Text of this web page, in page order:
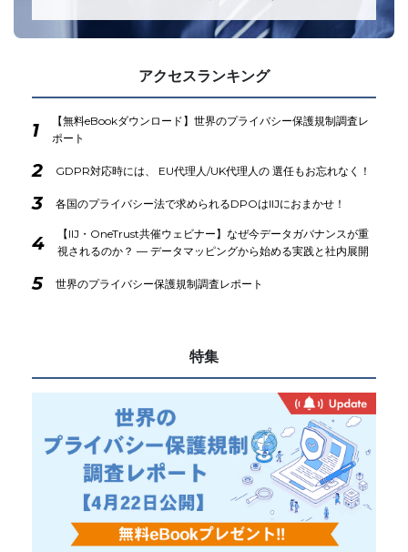
アクセスランキング
1
【無料eBookダウンロード】世界のプライバシー保護規制調査レ
ポート
2 GDPR対応時には、 EU代理人/UK代理人の 選任もお忘れなく！
3 各国のプライバシー法で求められるDPOはIIJにおまかせ！
4
【IIJ・OneTrust共催ウェビナー】なぜ今データガバナンスが重
視されるのか？ ― データマッピングから始める実践と社内展開
5 世界のプライバシー保護規制調査レポート
特集